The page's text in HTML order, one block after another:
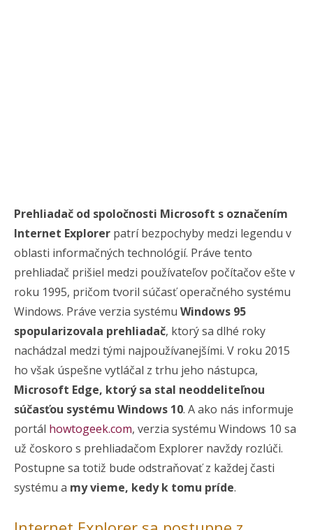
Prehliadač od spoločnosti Microsoft s označením
Internet Explorer patrí bezpochyby medzi legendu v
oblasti informačných technológií. Práve tento
prehliadač prišiel medzi používateľov počítačov ešte v
roku 1995, pričom tvoril súčasť operačného systému
Windows. Práve verzia systému Windows 95
spopularizovala prehliadač, ktorý sa dlhé roky
nachádzal medzi tými najpoužívanejšími. V roku 2015
ho však úspešne vytláčal z trhu jeho nástupca,
Microsoft Edge, ktorý sa stal neoddeliteľnou
súčasťou systému Windows 10. A ako nás informuje
portál howtogeek.com, verzia systému Windows 10 sa
už čoskoro s prehliadačom Explorer navždy rozlúči.
Postupne sa totiž bude odstraňovať z každej časti
systému a my vieme, kedy k tomu príde.